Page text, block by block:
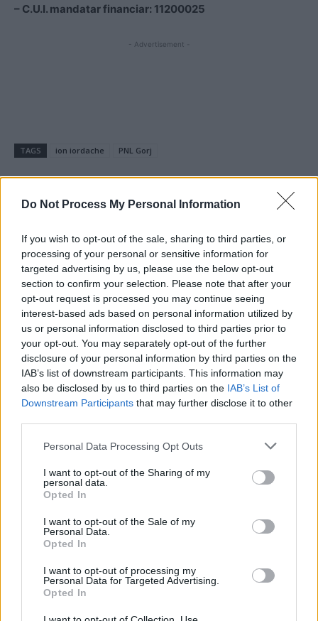
Do Not Process My Personal Information
If you wish to opt-out of the sale, sharing to third parties, or
processing of your personal or sensitive information for
targeted advertising by us, please use the below opt-out
section to confirm your selection. Please note that after your
opt-out request is processed you may continue seeing
interest-based ads based on personal information utilized by
us or personal information disclosed to third parties prior to
your opt-out. You may separately opt-out of the further
disclosure of your personal information by third parties on the
IAB’s list of downstream participants. This information may
also be disclosed by us to third parties on the IAB’s List of
Downstream Participants that may further disclose it to other
Personal Data Processing Opt Outs
I want to opt-out of the Sharing of my
personal data.
Opted In
I want to opt-out of the Sale of my
Personal Data.
Opted In
I want to opt-out of processing my
Personal Data for Targeted Advertising.
Opted In
– C.U.I. mandatar financiar: 11200025
- Advertisement -
TAGS ion iordache PNL Gorj
Articolul precedent
„Vulguța” are fantezii cu
falusuri uriașe. Vrând să-și
bată joc de brașoveni,
promovează un fake-news
grosolan
Articolul următor
FOTO. Nevasta lui Tudorache
și-a pus pe Facebook inelul
cu diamant de 270.000 de
euro! Sunt divorțați doar în
acte, au făcut Revelionul
împreună
Publicitate
partenerul principal al FC Rapid